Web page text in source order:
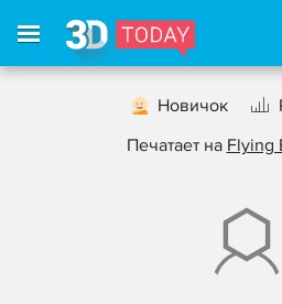
Новичок
Печатает на Flying